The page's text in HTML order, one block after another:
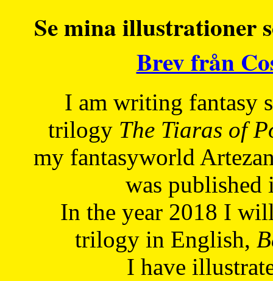
Se mina illustrationer
Brev från
I am writing fantasy
trilogy The Tiaras of
my fantasyworld
was published
In the year 2018 I
trilogy in English,
I have